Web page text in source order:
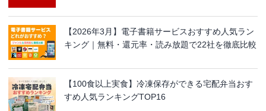
【2026年3月】電子書籍サービスおすすめ人気ラン
キング｜無料・還元率・読み放題で22社を徹底比較
【100食以上実食】冷凍保存ができる宅配弁当おす
すめ人気ランキングTOP16